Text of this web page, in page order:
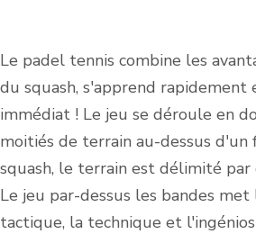
Le padel tennis combine les
du squash, s'apprend
immédiat ! Le jeu se déroule en
moitiés de terrain au-dessus d'un
squash, le terrain est délimité par
Le jeu par-dessus les bandes
tactique, la technique et